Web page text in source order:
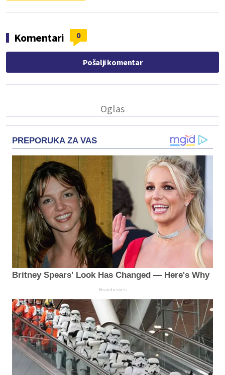
Komentari 0
Pošalji komentar
PREPORUKA ZA VAS
Britney Spears' Look Has Changed — Here's Why
Brainberries